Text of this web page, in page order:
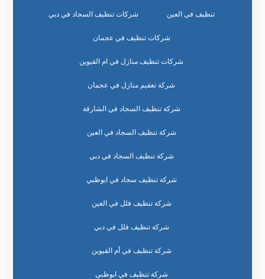
تنظيف في العين شركات تنظيف السجاد في دبي
شركات تنظيف في عجمان
شركات تنظيف منازل في ام القيوين
شركة تعقيم منازل في عجمان
شركة تنظيف السجاد في الشارقة
شركة تنظيف السجاد في العين
شركة تنظيف السجاد في دبي
شركة تنظيف سجاد في ابوظبي
شركة تنظيف فلل في العين
شركة تنظيف فلل في دبي
شركة تنظيف في أم القيوين
شركة تنظيف في ابوظبي